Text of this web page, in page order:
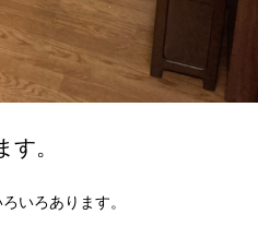
。
いろあります。